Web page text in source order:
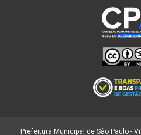
Prefeitura Municipal de São Paulo -